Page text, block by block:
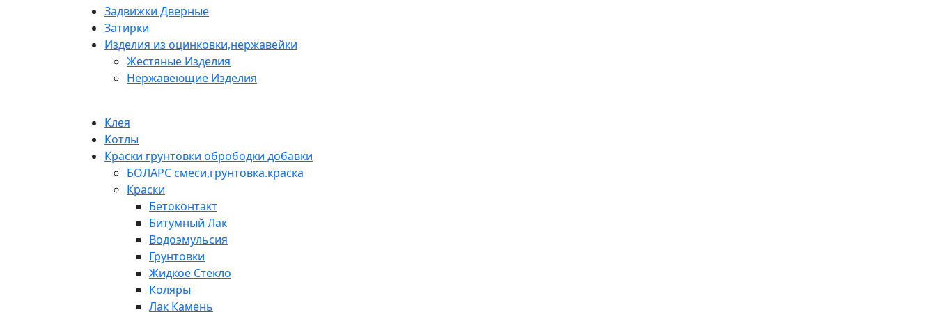
Задвижки Дверные
Затирки
Изделия из оцинковки,нержавейки
Жестяные Изделия
Нержавеющие Изделия
Клея
Котлы
Краски грунтовки обрободки добавки
БОЛАРС смеси,грунтовка.краска
Краски
Бетоконтакт
Битумный Лак
Водоэмульсия
Грунтовки
Жидкое Стекло
Коляры
Лак Камень